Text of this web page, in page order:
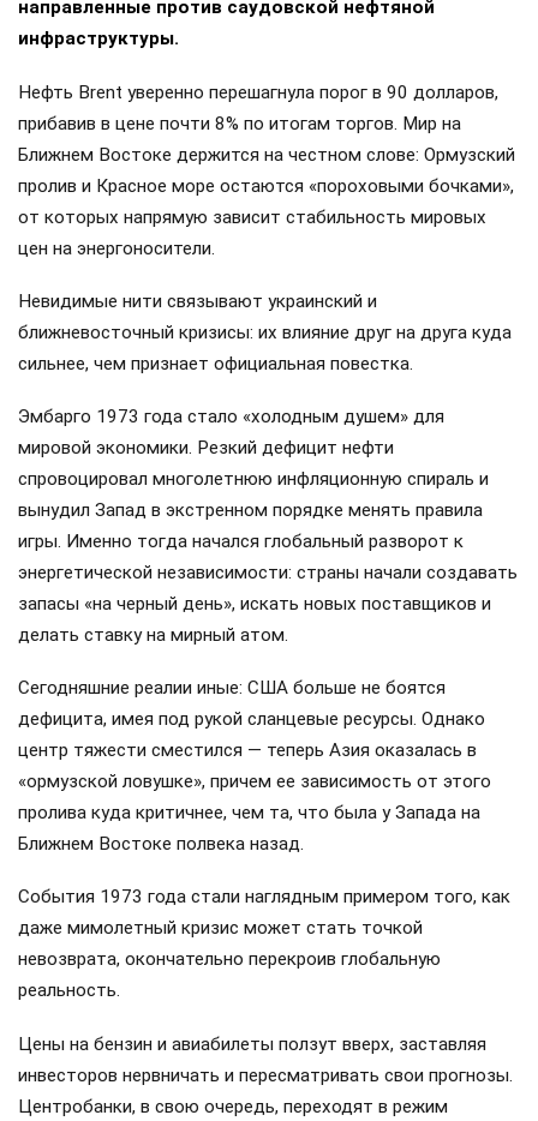
направленные против саудовской нефтяной
инфраструктуры.
Нефть Brent уверенно перешагнула порог в 90 долларов,
прибавив в цене почти 8% по итогам торгов. Мир на
Ближнем Востоке держится на честном слове: Ормузский
пролив и Красное море остаются «пороховыми бочками»,
от которых напрямую зависит стабильность мировых
цен на энергоносители.
Невидимые нити связывают украинский и
ближневосточный кризисы: их влияние друг на друга куда
сильнее, чем признает официальная повестка.
Эмбарго 1973 года стало «холодным душем» для
мировой экономики. Резкий дефицит нефти
спровоцировал многолетнюю инфляционную спираль и
вынудил Запад в экстренном порядке менять правила
игры. Именно тогда начался глобальный разворот к
энергетической независимости: страны начали создавать
запасы «на черный день», искать новых поставщиков и
делать ставку на мирный атом.
Сегодняшние реалии иные: США больше не боятся
дефицита, имея под рукой сланцевые ресурсы. Однако
центр тяжести сместился — теперь Азия оказалась в
«ормузской ловушке», причем ее зависимость от этого
пролива куда критичнее, чем та, что была у Запада на
Ближнем Востоке полвека назад.
События 1973 года стали наглядным примером того, как
даже мимолетный кризис может стать точкой
невозврата, окончательно перекроив глобальную
реальность.
Цены на бензин и авиабилеты ползут вверх, заставляя
инвесторов нервничать и пересматривать свои прогнозы.
Центробанки, в свою очередь, переходят в режим